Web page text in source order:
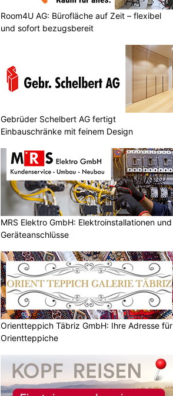
Room4U AG: Bürofläche auf Zeit – flexibel
und sofort bezugsbereit
Gebrüder Schelbert AG fertigt
Einbauschränke mit feinem Design
MRS Elektro GmbH: Elektroinstallationen und
Geräteanschlüsse
Orientteppich Täbriz GmbH: Ihre Adresse für
Orientteppiche